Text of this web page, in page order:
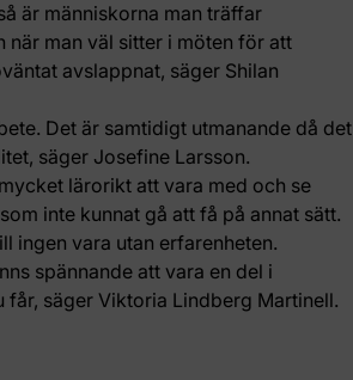
är människorna man träffar
när man väl sitter i möten för att
avslappnat, säger Shilan
Det är samtidigt utmanande då det
säger Josefine Larsson.
lärorikt att vara med och se
inte kunnat gå att få på annat sätt.
ingen vara utan erfarenheten.
spännande att vara en del i
säger Viktoria Lindberg Martinell.